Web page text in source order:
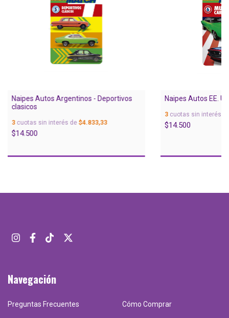
Naipes Autos Argentinos - Deportivos
clasicos
3cuotas sin interés de$4.833,33
$14.500
Naipes Autos EE.
3cuotas sin interés
$14.500
Navegación
Preguntas Frecuentes Cómo Comprar